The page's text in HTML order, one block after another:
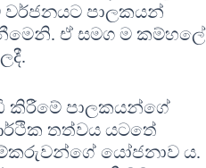
වර්ජනයට පාලකයන්
ඒ සමග ම කම්හලේ
කිරීමේ පාලකයන්ගේ
තත්වය යටතේ
යෝජනාව ය.